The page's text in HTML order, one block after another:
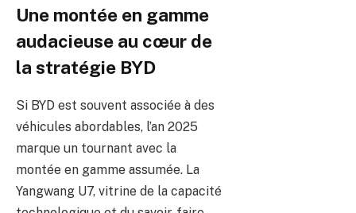
Une montée en gamme
audacieuse au cœur de
la stratégie BYD
Si BYD est souvent associée à des
véhicules abordables, l’an 2025
marque un tournant avec la
montée en gamme assumée. La
Yangwang U7, vitrine de la capacité